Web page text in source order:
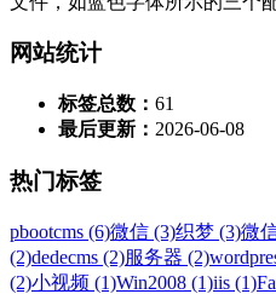
网站统计
标签总数： 61
最后更新： 2026-06-08
热门标签
pbootcms (6)微信 (3)织梦 (3)微
(2)dedecms (2)服务器 (2)
(2)小视频 (1)Win2008 (1)iis (1)